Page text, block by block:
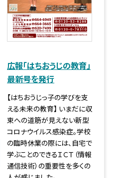
広報「はちおうじの教育」
最新号を発行
【はちおうじっ子の学びを支
える未来の教育】 いまだに収
束への道筋が見えない新型
コロナウイルス感染症。学校
の臨時休業の際には、自宅で
学ぶことのできるＩＣＴ（情報
通信技術）の重要性を多くの